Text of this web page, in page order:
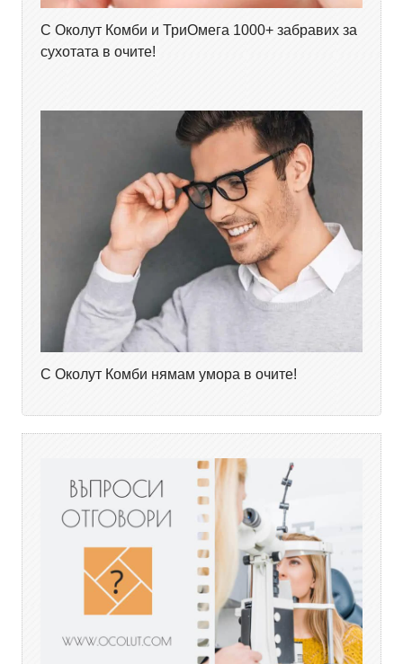
С Околут Комби и ТриОмега 1000+ забравих за
сухотата в очите!
С Околут Комби нямам умора в очите!